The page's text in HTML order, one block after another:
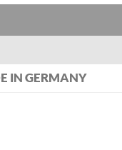
IN GERMANY